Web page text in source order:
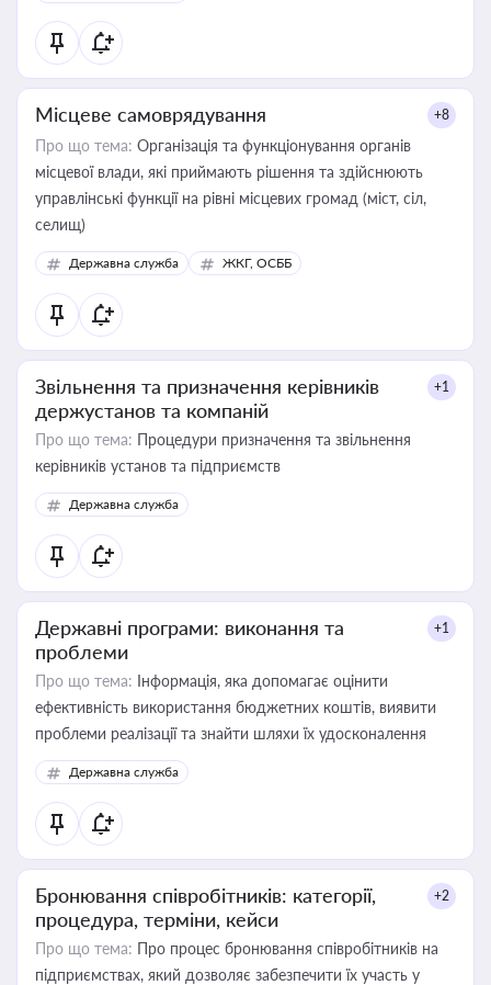
Місцеве самоврядування +8
Про що тема: Організація та функціонування органів
місцевої влади, які приймають рішення та здійснюють
управлінські функції на рівні місцевих громад (міст, сіл,
селищ)
Державна служба ЖКГ, ОСББ
Звільнення та призначення керівників
держустанов та компаній
+1
Про що тема: Процедури призначення та звільнення
керівників установ та підприємств
Державна служба
Державні програми: виконання та
проблеми
+1
Про що тема: Інформація, яка допомагає оцінити
ефективність використання бюджетних коштів, виявити
проблеми реалізації та знайти шляхи їх удосконалення
Державна служба
Бронювання співробітників: категорії,
процедура, терміни, кейси
+2
Про що тема: Про процес бронювання співробітників на
підприємствах, який дозволяє забезпечити їх участь у